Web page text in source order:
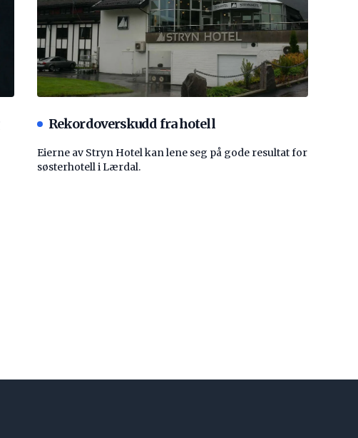
Rekordoverskudd fra hotell
Eierne av Stryn Hotel kan lene seg på gode resultat for
søsterhotell i Lærdal.